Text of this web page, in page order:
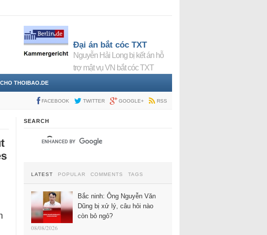
Đại án bắt cóc TXT
Nguyễn Hải Long bị kết án hỗ
trợ mật vụ VN bắt cóc TXT
THOIBAO.DE
FACEBOOK TWITTER GOOGLE+ RSS
SEARCH
LATEST POPULAR COMMENTS TAGS
Bắc ninh: Ông Nguyễn Văn
Dũng bị xử lý, câu hỏi nào
còn bỏ ngỏ?
08/08/2026